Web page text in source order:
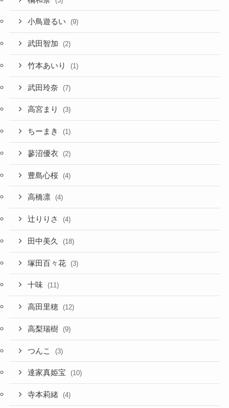
小鳥遊るい (9)
武田智加 (2)
竹本あいり (1)
武田玲奈 (7)
高宮まり (3)
ちーまき (1)
蓼沼優衣 (2)
豊島心桜 (4)
高橋凛 (4)
辻りりさ (4)
田中美久 (18)
塚田百々花 (3)
十味 (11)
高田里穂 (12)
高梨瑞樹 (9)
つんこ (3)
達家真姫宝 (10)
寺本莉緒 (4)